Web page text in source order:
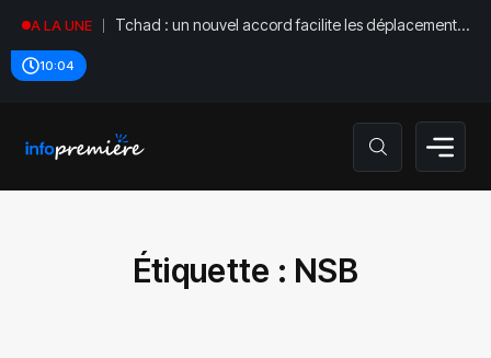
A LA UNE
Tchad : un nouvel accord facilite les déplacements
10:04
Étiquette : NSB